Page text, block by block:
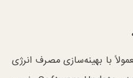
با بهینه‌سازی مصرف انرژی